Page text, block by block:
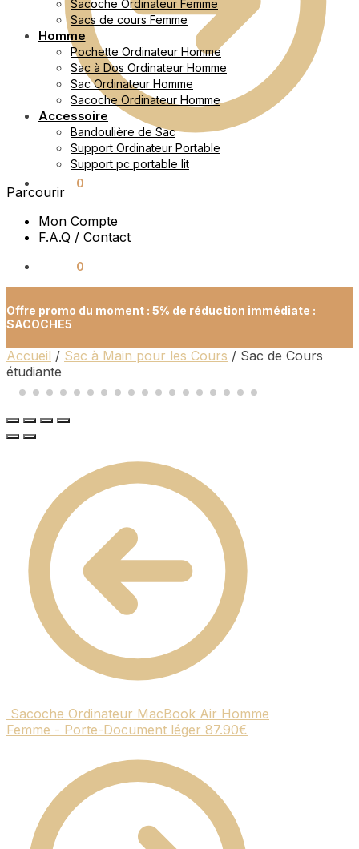
0
Sacoche Ordinateur Femme
Sacs de cours Femme
Homme
Pochette Ordinateur Homme
Sac à Dos Ordinateur Homme
Sac Ordinateur Homme
Sacoche Ordinateur Homme
Accessoire
Bandoulière de Sac
Support Ordinateur Portable
Support pc portable lit
Parcourir
Mon Compte
F.A.Q / Contact
0
Offre promo du moment : 5% de réduction immédiate :
SACOCHE5
Accueil / Sac à Main pour les Cours / Sac de Cours
étudiante
Sacoche Ordinateur MacBook Air Homme
Femme - Porte-Document léger 87.90€